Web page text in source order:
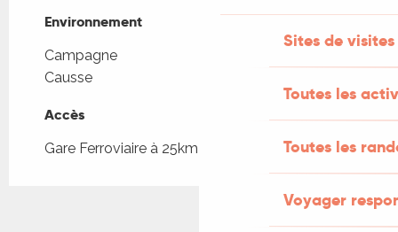
Sites de visites
Toutes les
Toutes les
Voyager
Environnement
Environnement
Campagne
Causse
Accès
Accès
Gare Ferroviaire à 25km